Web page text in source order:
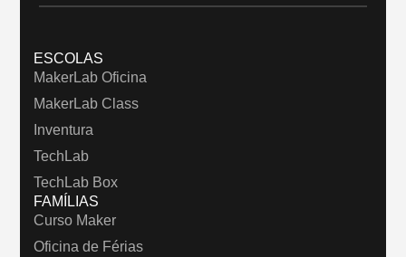
ESCOLAS
MakerLab Oficina
MakerLab Class
Inventura
TechLab
TechLab Box
FAMÍLIAS
Curso Maker
Oficina de Férias